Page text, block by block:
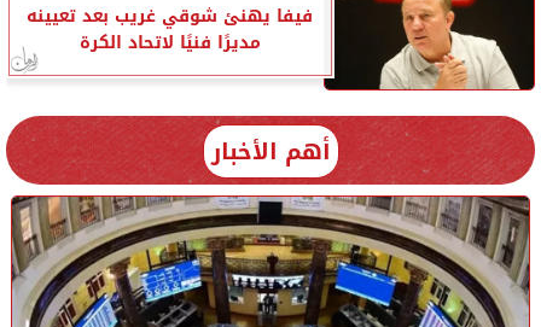
فيفا يهنئ شوقي غريب بعد تعيينه
مديرًا فنيًا لاتحاد الكرة
أهم الأخبار